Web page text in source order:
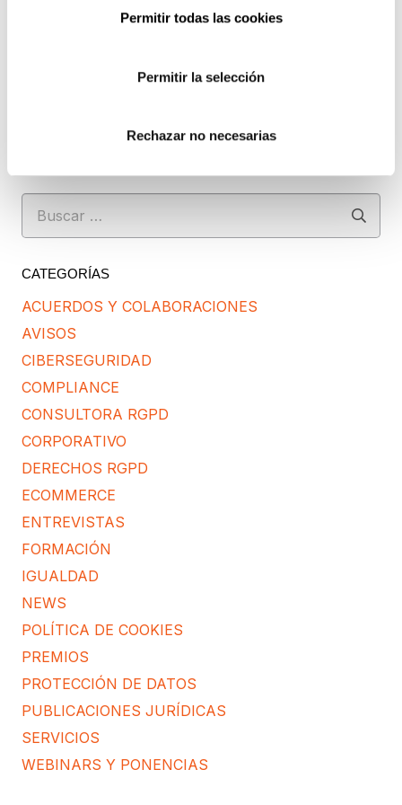
Permitir todas las cookies
Permitir la selección
Rechazar no necesarias
datos tal y como se describe anteriormente y se explica
AUTORIZO el envío de comunicaciones
Buscar:
CATEGORÍAS
ACUERDOS Y COLABORACIONES
AVISOS
CIBERSEGURIDAD
COMPLIANCE
CONSULTORA RGPD
CORPORATIVO
DERECHOS RGPD
ECOMMERCE
ENTREVISTAS
FORMACIÓN
IGUALDAD
NEWS
POLÍTICA DE COOKIES
PREMIOS
PROTECCIÓN DE DATOS
PUBLICACIONES JURÍDICAS
SERVICIOS
WEBINARS Y PONENCIAS